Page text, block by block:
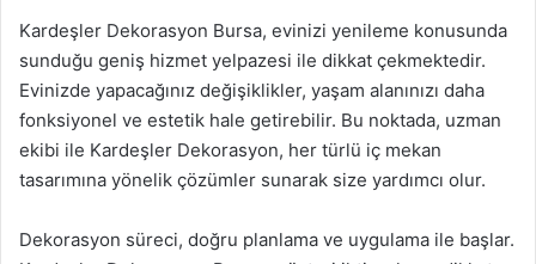
Kardeşler Dekorasyon Bursa, evinizi yenileme konusunda
sunduğu geniş hizmet yelpazesi ile dikkat çekmektedir.
Evinizde yapacağınız değişiklikler, yaşam alanınızı daha
fonksiyonel ve estetik hale getirebilir. Bu noktada, uzman
ekibi ile Kardeşler Dekorasyon, her türlü iç mekan
tasarımına yönelik çözümler sunarak size yardımcı olur.
Dekorasyon süreci, doğru planlama ve uygulama ile başlar.